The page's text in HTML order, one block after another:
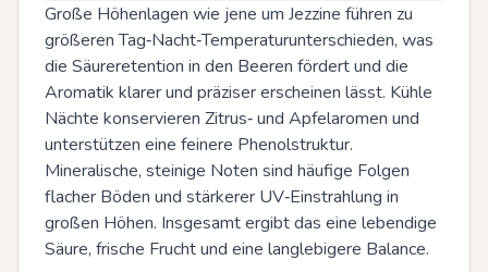
Große Höhenlagen wie jene um Jezzine führen zu
größeren Tag‑Nacht‑Temperaturunterschieden, was
die Säureretention in den Beeren fördert und die
Aromatik klarer und präziser erscheinen lässt. Kühle
Nächte konservieren Zitrus‑ und Apfelaromen und
unterstützen eine feinere Phenolstruktur.
Mineralische, steinige Noten sind häufige Folgen
flacher Böden und stärkerer UV‑Einstrahlung in
großen Höhen. Insgesamt ergibt das eine lebendige
Säure, frische Frucht und eine langlebigere Balance.